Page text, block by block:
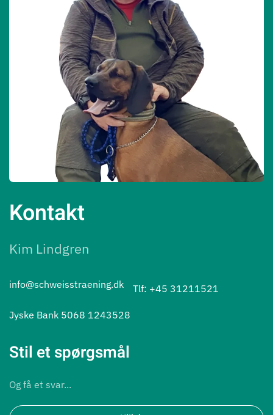
Kontakt
Kim Lindgren
info@schweisstraening.dk Tlf: +45 31211521
Jyske Bank 5068 1243528
Stil et spørgsmål
Og få et svar...